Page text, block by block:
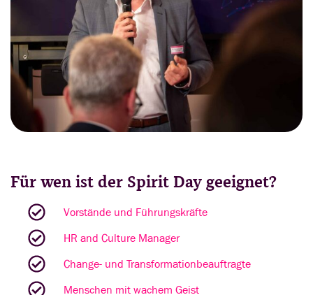
Für wen ist der Spirit Day geeignet?
Vorstände und Führungskräfte
HR and Culture Manager
Change- und Transformationbeauftragte
Menschen mit wachem Geist